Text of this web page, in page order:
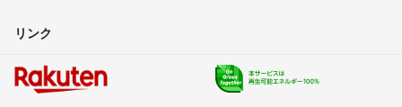
リンク